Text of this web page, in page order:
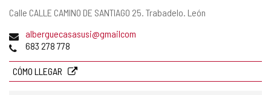
Dirección
Calle CALLE CAMINO DE SANTIAGO 25. Trabadelo. León
Dirección
de
electrónico
alberguecasasusi@gmailcom
Teléfonos
683 278 778
CÓMO LLEGAR